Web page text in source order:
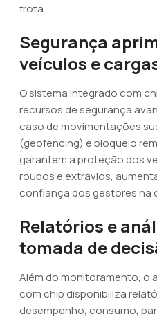
frota.
Segurança
veículos e
O sistema integrado com
recursos de segurança
caso de movimentações
(geofencing) e bloqueio
garantem a proteção dos
roubos e extravios,
confiança dos gestores na
Relatórios e
tomada de
Além do monitoramento, o
com chip disponibiliza
desempenho, consumo,